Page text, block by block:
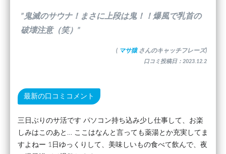
”鬼滅のサウナ！まさに上段は鬼！！爆風で乳首の
破壊注意（笑）”
( マサ猿 さんのキャッチフレーズ)
口コミ投稿日：2023.12.2
最新の口コミコメント
三日ぶりのサ活です パソコン持ち込み少し仕事して、お楽
しみはこのあと… ここはなんと言っても薬湯とか充実してま
すよねー 1日ゆっくりして、美味しいもの食べて飲んで、夜